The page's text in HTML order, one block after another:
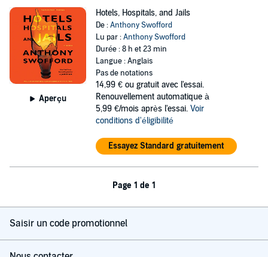
Aperçu
Hotels, Hospitals, and Jails
De :Anthony Swofford
Lu par :Anthony Swofford
Durée : 8 h et 23 min
Langue : Anglais
Pas de notations
14,99 € ou gratuit avec l'essai.
Renouvellement automatique à
5,99 €/mois après l'essai. Voir
conditions d'éligibilité
Essayez Standard gratuitement
Page 1 de 1
Saisir un code promotionnel